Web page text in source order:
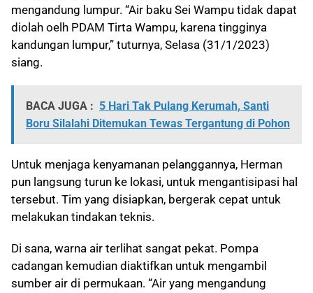
mengandung lumpur. “Air baku Sei Wampu tidak dapat
diolah oelh PDAM Tirta Wampu, karena tingginya
kandungan lumpur,” tuturnya, Selasa (31/1/2023)
siang.
BACA JUGA : 5 Hari Tak Pulang Kerumah, Santi
Boru Silalahi Ditemukan Tewas Tergantung di Pohon
Untuk menjaga kenyamanan pelanggannya, Herman
pun langsung turun ke lokasi, untuk mengantisipasi hal
tersebut. Tim yang disiapkan, bergerak cepat untuk
melakukan tindakan teknis.
Di sana, warna air terlihat sangat pekat. Pompa
cadangan kemudian diaktifkan untuk mengambil
sumber air di permukaan. “Air yang mengandung